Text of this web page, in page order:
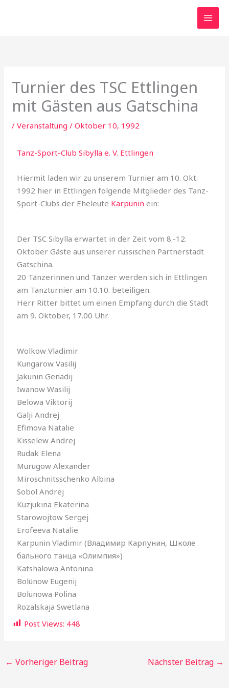
Turnier des TSC Ettlingen
mit Gästen aus Gatschina
/Veranstaltung /Oktober 10, 1992
Tanz-Sport-Club Sibylla e. V. Ettlingen
Hiermit laden wir zu unserem Turnier am 10. Okt.
1992 hier in Ettlingen folgende Mitglieder des Tanz-
Sport-Clubs der Eheleute Karpunin ein:
Der TSC Sibylla erwartet in der Zeit vom 8.-12.
Oktober Gäste aus unserer russischen Partnerstadt
Gatschina.
20 Tänzerinnen und Tänzer werden sich in Ettlingen
am Tanzturnier am 10.10. beteiligen.
Herr Ritter bittet um einen Empfang durch die Stadt
am 9. Okto­ber, 17.00 Uhr.
Wolkow Vladimir
Kungarow Vasilij
Jakunin Genadij
Iwanow Wasilij
Belowa Viktorij
Galji Andrej
Efimova Natalie
Kisselew Andrej
Rudak Elena
Murugow Alexander
Miroschnitsschenko Albina
Sobol Andrej
Kuzjukina Ekaterina
Starowojtow Sergej
Erofeeva Natalie
Karpunin Vladimir (Владимир Карпунин, Школе
бального танца «Олимпия»)
Katshalowa Antonina
Bolünow Eugenij
Bolünowa Polina
Rozalskaja Swetlana
Post Views: 448
← Vorheriger Beitrag Nächster Beitrag →